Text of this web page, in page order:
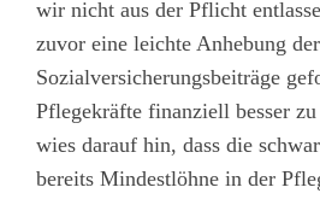
wir nicht aus der Pflicht
zuvor eine leichte Anhebung der
Sozialversicherungsbeiträge
Pflegekräfte finanziell besser
wies darauf hin, dass die
bereits Mindestlöhne in der